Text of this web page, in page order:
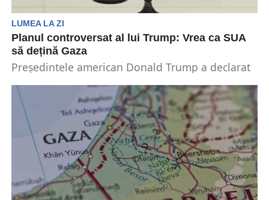
LUMEA LA ZI
Planul controversat al lui Trump: Vrea ca SUA
să dețină Gaza
Președintele american Donald Trump a declarat